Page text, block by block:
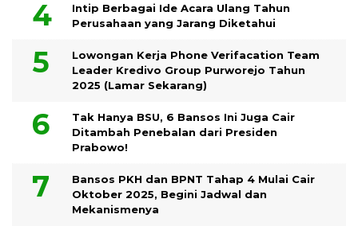
Intip Berbagai Ide Acara Ulang Tahun
Perusahaan yang Jarang Diketahui
Lowongan Kerja Phone Verifacation Team
Leader Kredivo Group Purworejo Tahun
2025 (Lamar Sekarang)
Tak Hanya BSU, 6 Bansos Ini Juga Cair
Ditambah Penebalan dari Presiden
Prabowo!
Bansos PKH dan BPNT Tahap 4 Mulai Cair
Oktober 2025, Begini Jadwal dan
Mekanismenya